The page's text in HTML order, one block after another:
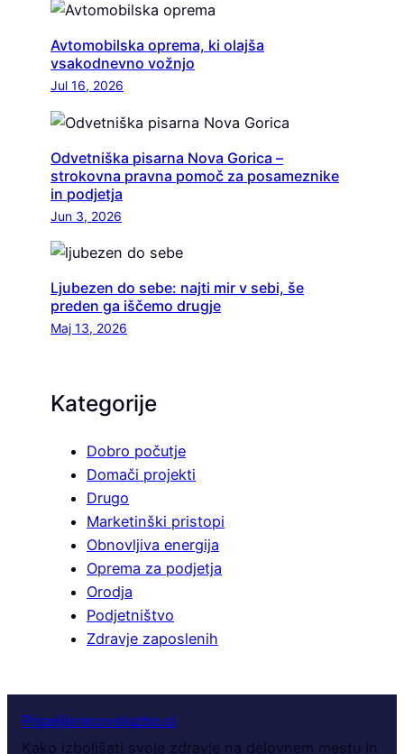
Avtomobilska oprema, ki olajša
vsakodnevno vožnjo
Jul 16, 2026
Odvetniška pisarna Nova Gorica –
strokovna pravna pomoč za posameznike
in podjetja
Jun 3, 2026
Ljubezen do sebe: najti mir v sebi, še
preden ga iščemo drugje
Maj 13, 2026
Kategorije
Dobro počutje
Domači projekti
Drugo
Marketinški pristopi
Obnovljiva energija
Oprema za podjetja
Orodja
Podjetništvo
Zdravje zaposlenih
Pripeljisrecovsluzbo.si
Kako izboljšati svoje zdravje na delovnem mestu in